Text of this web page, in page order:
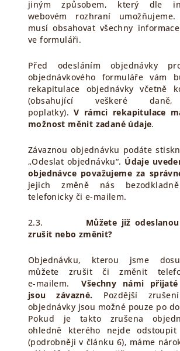
jiným způsobem, který dle
webovém rozhraní umožňujeme.
musí obsahovat všechny
ve formuláři.
Před odesláním objednávky
objednávkového formuláře vám
rekapitulace objednávky včetně
(obsahující veškeré
poplatky). V rámci rekapitulace
možnost měnit zadané údaje.
Závaznou objednávku podáte
„Odeslat objednávku“. Údaje
objednávce považujeme za
jejich změně nás
telefonicky či e-mailem.
2.3.
Můžete již
zrušit nebo změnit?
Objednávku, kterou jsme
můžete zrušit či změnit
e‑mailem.
Všechny námi
jsou závazné.
Pozdější
objednávky jsou možné pouze po
Pokud je takto zrušena
ohledně kterého nejde
(podrobněji v článku 6), máme